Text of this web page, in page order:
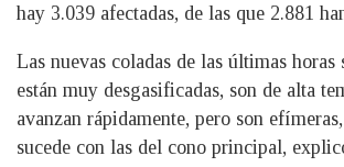
hay 3.039 afectadas, de las que 2.881
Las nuevas coladas de las últimas
están muy desgasificadas, son de alta
avanzan rápidamente, pero son
sucede con las del cono principal,